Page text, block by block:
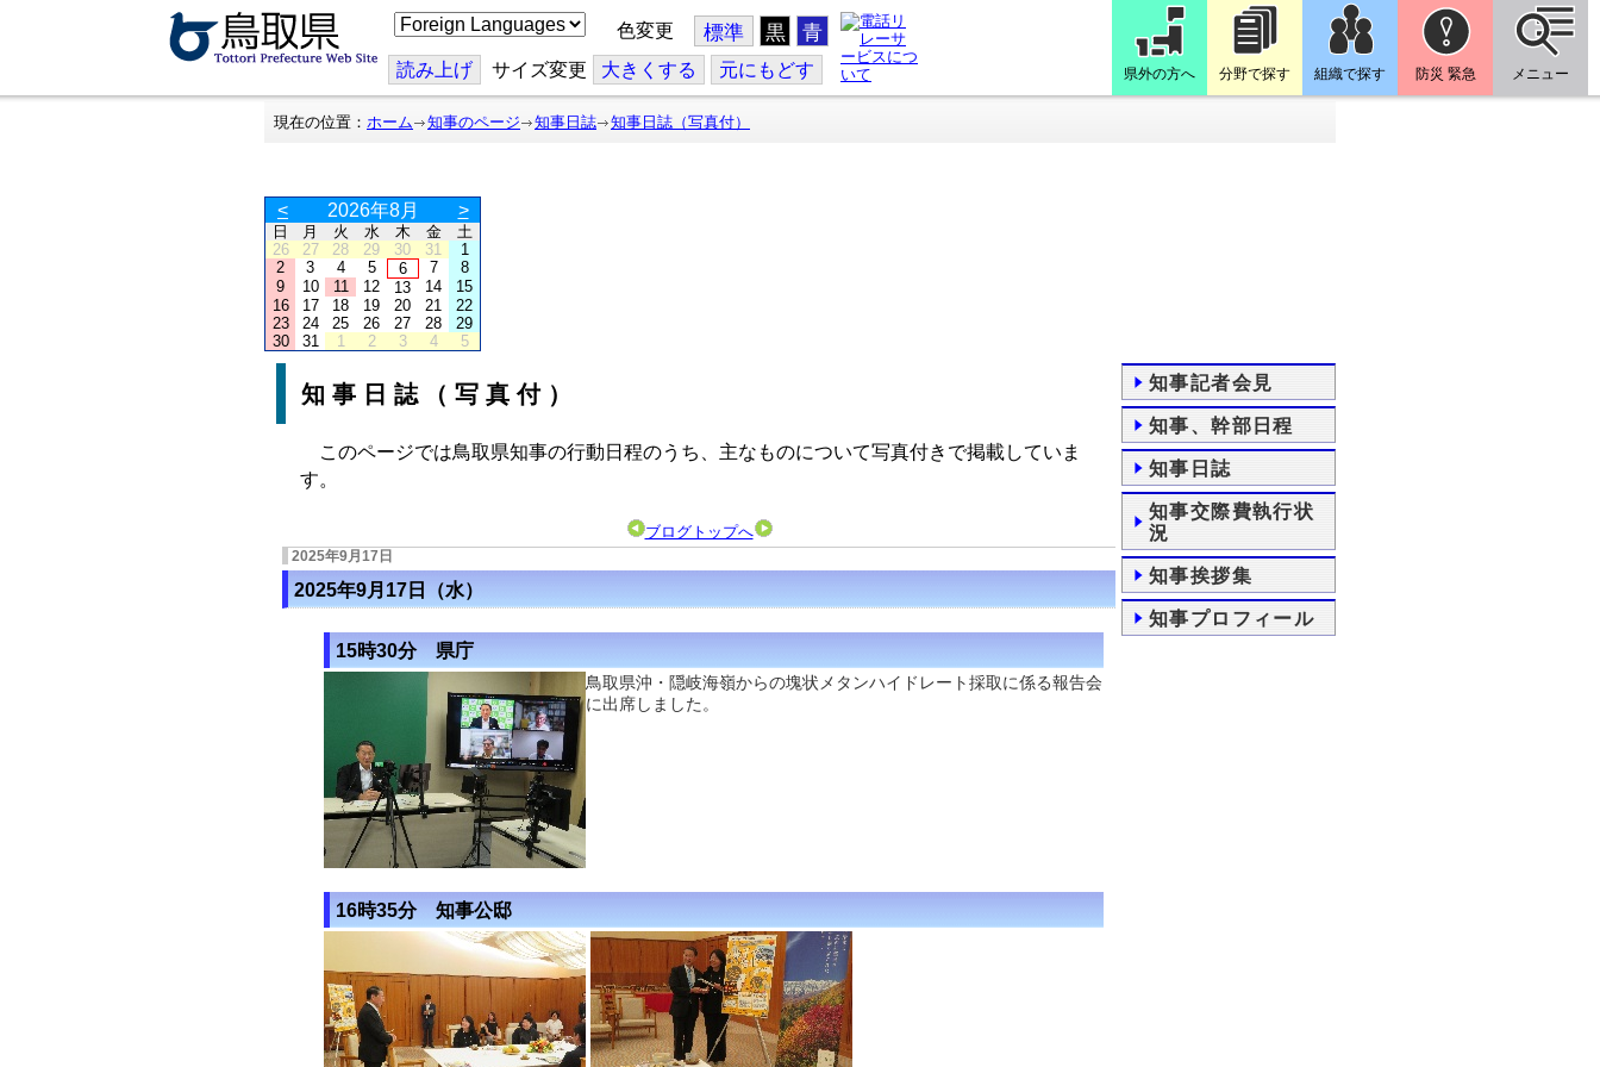
こ
の
ジ
を
翻
色変更 標準 黒 青
読み上げ サイズ変更 大きくする 元にもどす 県外の方へ 分野で探す 組織で探す 防災 緊急 メニュー
現在の位置： ホーム 知事のページ 知事日誌 知事日誌（写真付）
< 2026年8月 >
日 月 火 水 木 金
土
26
27 28 29 30 31
1
2
3 4 5 6 7
8
9
10 11 12 13 14
15
16
17 18 19 20 21
22
23
24 25 26 27 28
29
30
31 1 2 3 4 5
知事日誌（写真付）
このページでは鳥取県知事の行動日程のうち、主なものについて写真付きで掲載していま
す。
ブログトップへ
2025年9月17日
2025年9月17日（水）
15時30分 県庁
鳥取県沖・隠岐海嶺からの塊状メタンハイドレート採取に係る報告会
に出席しました。
16時35分 知事公邸
知事記者会見
知事、幹部日程
知事日誌
知事交際費執行状
況
知事挨拶集
知事プロフィール